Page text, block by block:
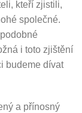
kteří zjistili,
společné.
i toto zjištění
budeme dívat
a přínosný